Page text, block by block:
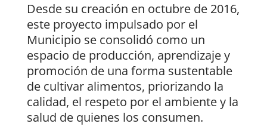
Desde su creación en octubre de 2016,
este proyecto impulsado por el
Municipio se consolidó como un
espacio de producción, aprendizaje y
promoción de una forma sustentable
de cultivar alimentos, priorizando la
calidad, el respeto por el ambiente y la
salud de quienes los consumen.